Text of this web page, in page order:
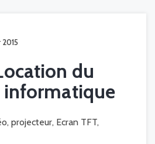
du
informatique
projecteur, Ecran TFT,